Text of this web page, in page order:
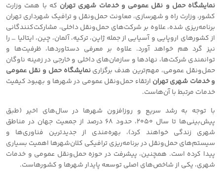
نمایشگاه حمل و نقل عمومی و خدمات شهری تهران که با همت وزارت
کشور، وزارت راه و شهرسازی، معاونت حمل‌ونقل و ترافیک شهرداری تهران
برنامه‌ریزی شده، علاوه بر شرکت‌های حمل‌ونقل داخلی، مشارکت‌کنندگانی
از کشورهای اروپایی و آسیایی از جمله ژاپن، ترکیه، آلمان، چین، ایتالیا … را
نیز گرد هم خواهد آورد. علاوه بر معرفی دستاوردها، ظرفیت‌ها و
توانمندی شرکت‌ها، نهادها و سازمان‌های داخلی و خارجی در زمینه ناوگان
حمل‌ونقل عمومی، مهم‌ترین هدف برگزارینمایشگاه حمل و نقل عمومی
و خدمات شهری تهران ارتقاء حمل‌ونقل عمومی در شهرها و بهبود کیفیت
خدمات مرتبط با آن‌هاست.
با توجه به رشد سریع و روزافزون شهرها در سال‌های اخیر (طبق
پیش‌بینی‌ها تا سال 2050، حدود 68 درصد از جمعیت جهان در مناطق
شهری زندگی خواهند کرد)، بهره‌مندی از جدیدترین فناوری‌ها و
سیستم‌های حمل‌ونقل در برنامه‌ریزی ترافیکی کلان‌شهرها اهمیت بسیاری
پیدا کرده است. همچنین، پیشرفت در حوزه حمل‌ونقل عمومی و خدمات
شهری، یکی از شاخص‌های اصلی توسعه پایدار شهرها و کشورهاست.